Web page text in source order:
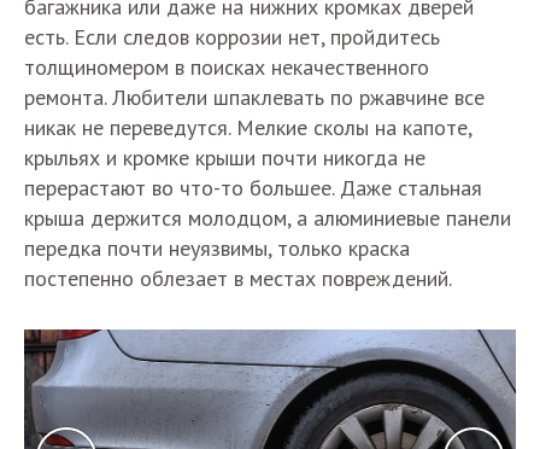
багажника или даже на нижних кромках дверей
есть. Если следов коррозии нет, пройдитесь
толщиномером в поисках некачественного
ремонта. Любители шпаклевать по ржавчине все
никак не переведутся. Мелкие сколы на капоте,
крыльях и кромке крыши почти никогда не
перерастают во что-то большее. Даже стальная
крыша держится молодцом, а алюминиевые панели
передка почти неуязвимы, только краска
постепенно облезает в местах повреждений.